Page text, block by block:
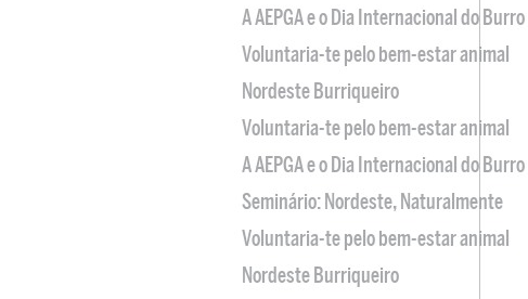
A AEPGA e o Dia Internacional do Burro
Voluntaria-te pelo bem-estar animal
Nordeste Burriqueiro
Voluntaria-te pelo bem-estar animal
A AEPGA e o Dia Internacional do Burro
Seminário: Nordeste, Naturalmente
Voluntaria-te pelo bem-estar animal
Nordeste Burriqueiro